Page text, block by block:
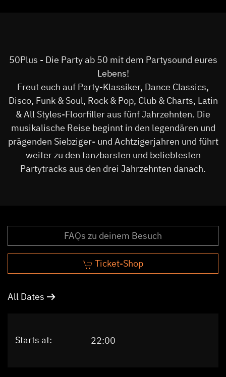
50Plus - Die Party ab 50 mit dem Partysound eures
Lebens!
Freut euch auf Party-Klassiker, Dance Classics,
Disco, Funk & Soul, Rock & Pop, Club & Charts, Latin
& All Styles-Floorfiller aus fünf Jahrzehnten. Die
musikalische Reise beginnt in den legendären und
prägenden Siebziger- und Achtzigerjahren und führt
weiter zu den tanzbarsten und beliebtesten
Partytracks aus den drei Jahrzehnten danach.
FAQs zu deinem Besuch
Ticket-Shop
All Dates
Starts at: 22:00